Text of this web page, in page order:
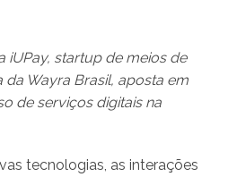
iUPay, startup de meios de
Wayra Brasil, aposta em
de serviços digitais na
tecnologias, as interações